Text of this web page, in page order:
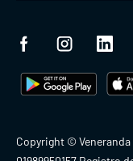
Copyright ©